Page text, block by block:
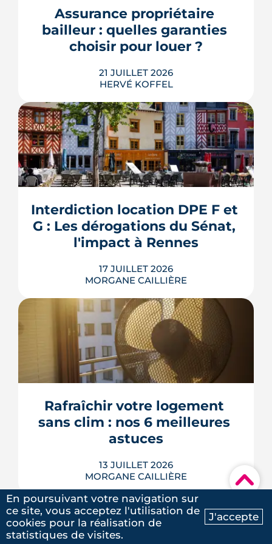
Ma recherche Contactez-nous
▾
5/5
Patrick B.
bureaux et logements de fonction
pourraient à terme changer de mains,
sans que la liste ni le calendrier s...
LIRE L'ARTICLE
Assurance propriétaire
bailleur : quelles garanties
choisir pour louer ?
21 JUILLET 2026
HERVÉ KOFFEL
Louer, c'est aussi assurer. Entre
l'obligation légale, les garanties utiles
et les options commerciales, ce guide
bien sans payer pour rien.
LIRE L'ARTICLE
Interdiction location DPE F et
G : Les dérogations du Sénat,
l'impact à Rennes
17 JUILLET 2026
MORGANE CAILLIÈRE
Le 8 juillet 2026, le Sénat a voté cinq
dérogations à l'interdiction de location
des logements classés F et G, dont la
possibilité de louer en signant un
doit encore être adopté par l'Assemblée
nationale, qui l'examinera à la rentrée. À
Rennes Mét...
LIRE L'ARTICLE
Rafraîchir votre logement
sans clim : nos 6 meilleures
astuces
13 JUILLET 2026
MORGANE CAILLIÈRE
Fermer les volets au bon moment,
En poursuivant votre navigation sur
ce site, vous acceptez l'utilisation de
cookies pour la réalisation de
statistiques de visites.
J'accepte